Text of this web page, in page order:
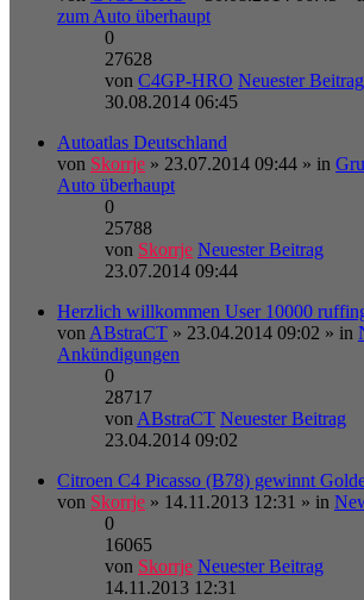
zum Auto überhaupt
0
27628
von C4GP-HRO Neuester Beitrag
30.08.2014 06:45
Autoatlas Deutschland
von Skorrje » 23.07.2014 09:44 » in
Auto überhaupt
0
25788
von Skorrje Neuester Beitrag
23.07.2014 09:44
Herzlich willkommen User 10000
vonABstraCT » 23.04.2014 09:02 » in
Ankündigungen
0
28717
vonABstraCT Neuester Beitrag
23.04.2014 09:02
Citroen C4 Picasso (B78) gewinnt
von Skorrje » 14.11.2013 12:31 » in
0
16065
von Skorrje Neuester Beitrag
14.11.2013 12:31